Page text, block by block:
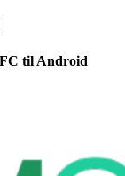
til Android